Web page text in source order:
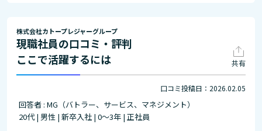
株式会社カトープレジャーグループ
現職社員の口コミ・評判
ここで活躍するには
共有
口コミ投稿日：2026.02.05
回答者 : MG（バトラー、サービス、マネジメント）
20代 | 男性 | 新卒入社 | 0～3年 | 正社員